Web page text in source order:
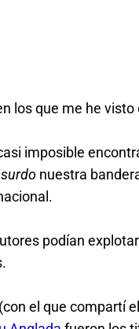
los que me he
imposible
nuestra
podían
(con el que compartí